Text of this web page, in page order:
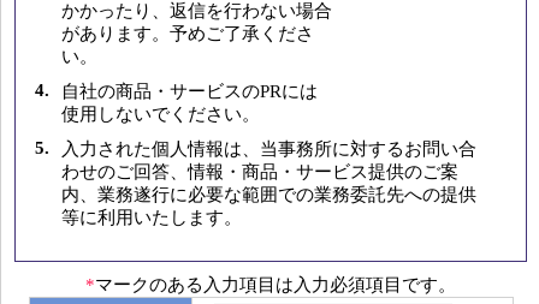
かかったり、返信を行わない場合
があります。予めご了承くださ
い。
4.
自社の商品・サービスのPRには
使用しないでください。
5.
入力された個人情報は、当事務所に対するお問い合
わせのご回答、情報・商品・サービス提供のご案
内、業務遂行に必要な範囲での業務委託先への提供
等に利用いたします。
*マークのある入力項目は入力必須項目です。